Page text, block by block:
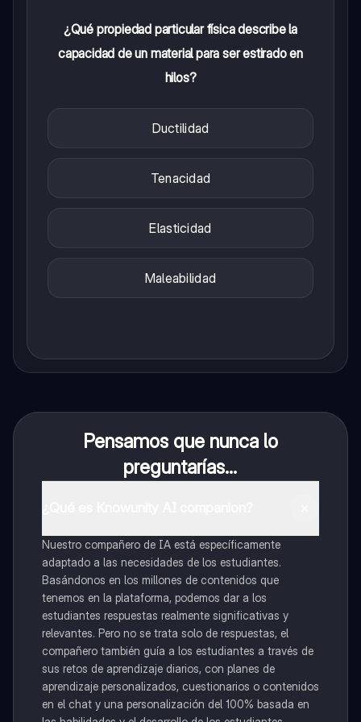
¿Qué propiedad particular física describe la
capacidad de un material para ser estirado en
hilos?
Ductilidad
Tenacidad
Elasticidad
Maleabilidad
Pensamos que nunca lo
preguntarías...
Nuestro compañero de IA está específicamente
adaptado a las necesidades de los estudiantes.
Basándonos en los millones de contenidos que
tenemos en la plataforma, podemos dar a los
estudiantes respuestas realmente significativas y
relevantes. Pero no se trata solo de respuestas, el
compañero también guía a los estudiantes a través de
sus retos de aprendizaje diarios, con planes de
aprendizaje personalizados, cuestionarios o contenidos
en el chat y una personalización del 100% basada en